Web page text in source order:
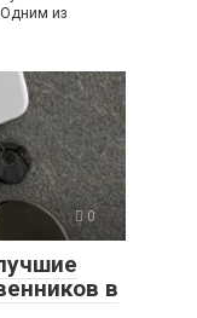
Одним из
0
в